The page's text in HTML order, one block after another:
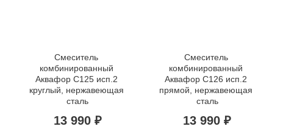
Смеситель
комбинированный
Аквафор C125 исп.2
круглый, нержавеющая
сталь
13 990 ₽
Смеситель
комбинированный
Аквафор C126 исп.2
прямой, нержавеющая
сталь
13 990 ₽